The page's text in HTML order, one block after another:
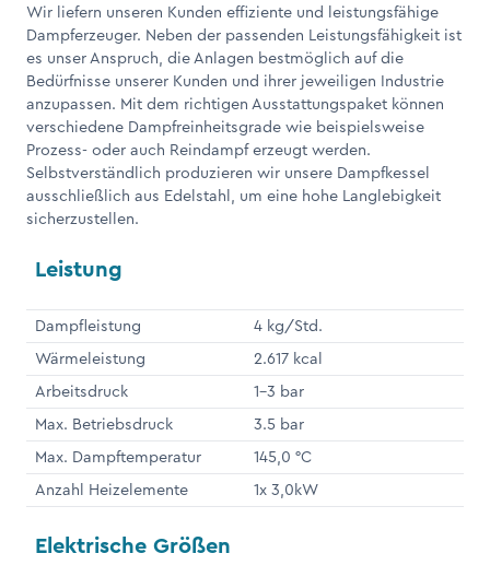
Wir liefern unseren Kunden effiziente und leistungsfähige
Dampferzeuger. Neben der passenden Leistungsfähigkeit ist
es unser Anspruch, die Anlagen bestmöglich auf die
Bedürfnisse unserer Kunden und ihrer jeweiligen Industrie
anzupassen. Mit dem richtigen Ausstattungspaket können
verschiedene Dampfreinheitsgrade wie beispielsweise
Prozess- oder auch Reindampf erzeugt werden.
Selbstverständlich produzieren wir unsere Dampfkessel
ausschließlich aus Edelstahl, um eine hohe Langlebigkeit
sicherzustellen.
Leistung
Dampfleistung
4 kg/Std.
Wärmeleistung
2.617 kcal
Arbeitsdruck
1-3 bar
Max. Betriebsdruck
3.5 bar
Max. Dampftemperatur
145,0 °C
Anzahl Heizelemente
1x 3,0kW
Elektrische Größen